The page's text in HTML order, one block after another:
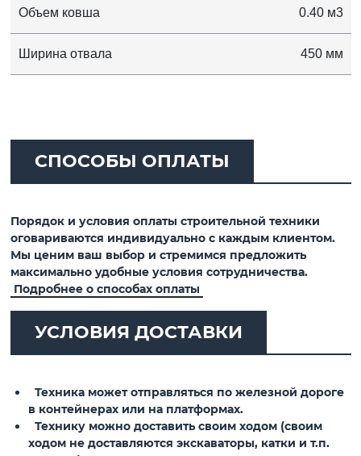
Объем ковша 0.40 м3
Ширина отвала 450 мм
СПОСОБЫ ОПЛАТЫ
Порядок и условия оплаты строительной техники
оговариваются индивидуально с каждым клиентом.
Мы ценим ваш выбор и стремимся предложить
максимально удобные условия сотрудничества.
Подробнее о способах оплаты
УСЛОВИЯ ДОСТАВКИ
Техника может отправляться по железной дороге
в контейнерах или на платформах.
Технику можно доставить своим ходом (своим
ходом не доставляются экскаваторы, катки и т.п.